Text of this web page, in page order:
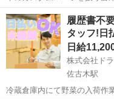
品・・・タイヤ 作業場所・
での方が活躍中 勤務時間・
書不要...
愛知 岩倉市 岩倉駅
履歴書不
タッフ!日
日給
株式会社ド
佐古木駅
冷蔵倉庫内にて野菜の入荷作